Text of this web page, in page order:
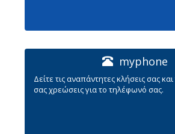
myphone
Δείτε τις αναπάντητες κλήσεις σας
σας χρεώσεις για το τηλέφωνό σας.